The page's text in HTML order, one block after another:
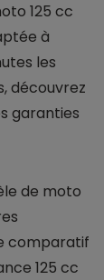
125 cc
à
les
découvrez
garanties
de moto
comparatif
125 cc